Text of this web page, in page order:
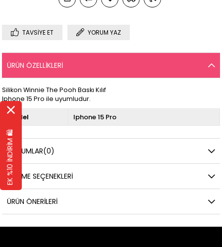
TAVSIYE ET YORUM YAZ
ÜRÜN ÖZELLIKLERI
Silikon Winnie The Pooh Baskı Kılıf
Iphone 15 Pro ile uyumludur.
Model Iphone 15 Pro
YORUMLAR(0)
ÖDEME SEÇENEKLERI
ÜRÜN ÖNERILERI
EK %10 İNDİRİM 🛍️